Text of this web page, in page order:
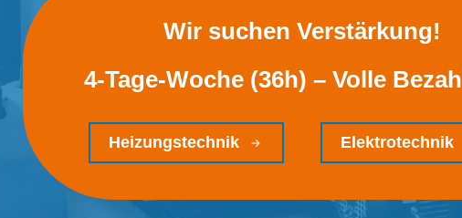
Wir suchen Verstärkung!
4-Tage-Woche (36h) – Volle
Heizungstechnik Elektrotechnik